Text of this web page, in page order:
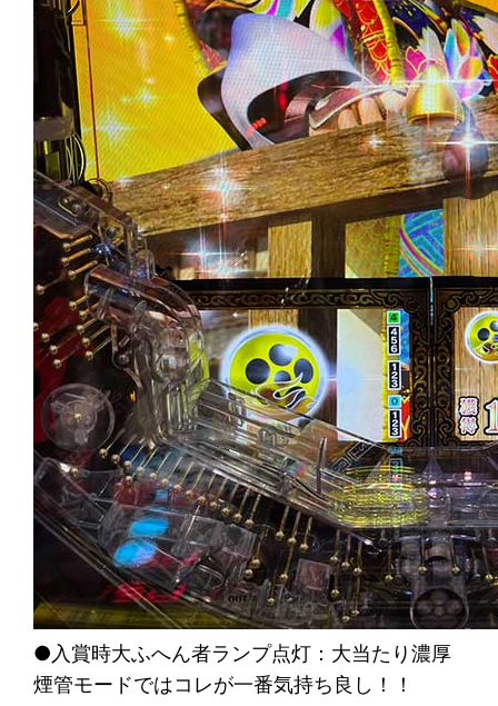
●入賞時大ふへん者ランプ点灯：大当たり濃厚
煙管モードではコレが一番気持ち良し！！